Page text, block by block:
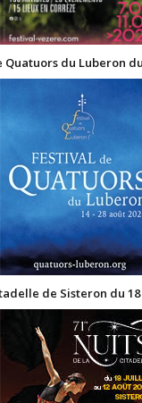
Quatuors du Luberon
de Sisteron du